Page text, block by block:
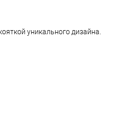
уникального дизайна.